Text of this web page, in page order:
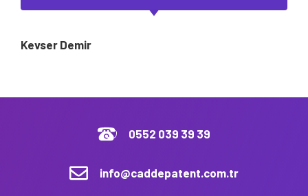
Kevser Demir
0552 039 39 39
info@caddepatent.com.tr